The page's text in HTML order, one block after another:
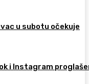
u subotu očekuje
i Instagram